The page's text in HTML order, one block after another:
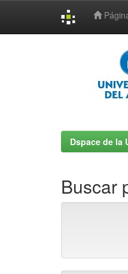
Dspace de la
Buscar